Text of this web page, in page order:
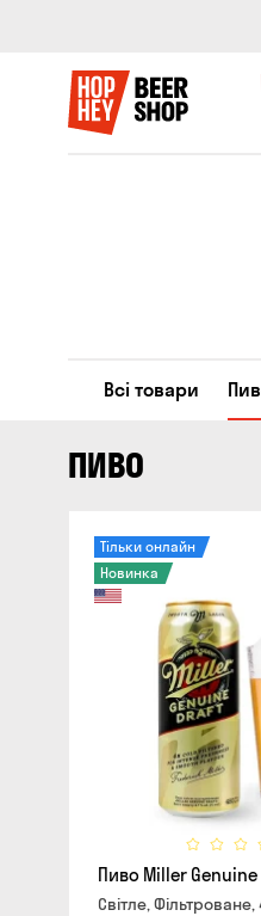
Всі товари
ПИВО
Тільки онлайн
Новинка
Пиво Miller
Світле, Фільтроване,